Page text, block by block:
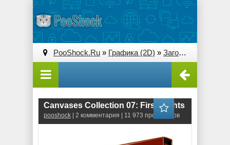
PooShock.Ru » Графика (2D) » Заготовки PSD, PNG
Canvases Collection 07: First Sights
pooshock | 2 комментария | 11 973 просмотров